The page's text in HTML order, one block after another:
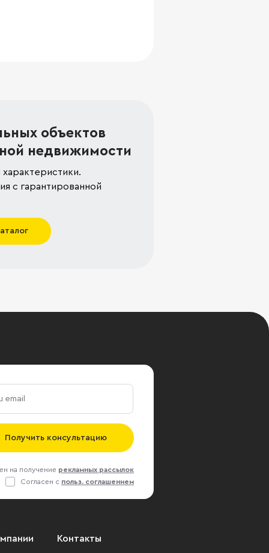
объектов
недвижимости
с гарантированной
Получить консультацию
на получение рекламных рассылок
Согласен с польз. соглашением
Контакты